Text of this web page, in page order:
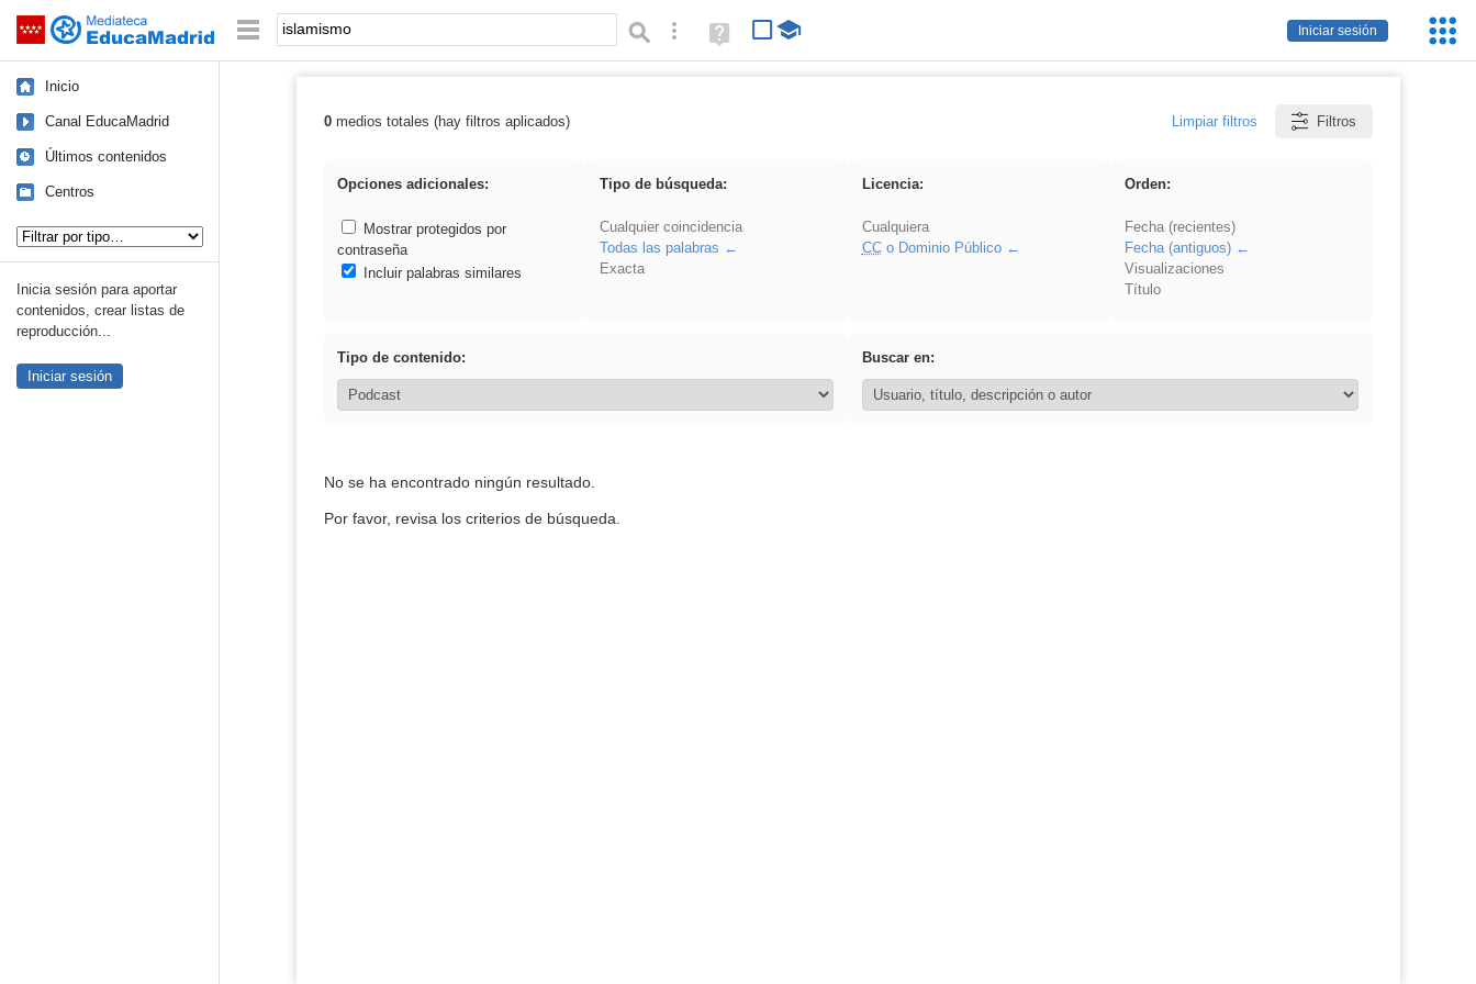
Saltar navegación
Iniciar sesión
Palabra o frase: Búsqueda avanzada
Ayuda
(en
Inicio
Canal EducaMadrid
Últimos contenidos
Centros
Inicia sesión para aportar
contenidos, crear listas de
reproducción...
Iniciar sesión
Resultados de: islamismo
0medios totales (hay filtros aplicados) Limpiar filtros Filtros
Opciones adicionales:
Mostrar protegidos por
contraseña
Incluir palabras similares
Tipo de búsqueda:
Cualquier coincidencia
Todas las palabras
Exacta
Licencia:
Cualquiera
CCo Dominio Público
Orden:
Fecha (recientes)
Fecha (antiguos)
Visualizaciones
Título
Tipo de contenido: Buscar en:
No se ha encontrado ningún resultado.
Por favor, revisa los criterios de búsqueda.